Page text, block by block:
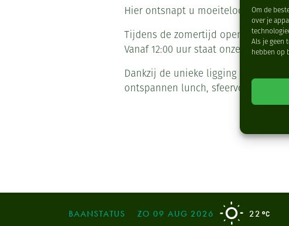
Om de
over je
Als je geen
hebben op
Hier ontsnapt u moeiteloos aan de
Tijdens de zomertijd openen wij
Vanaf 12:00 uur staat onze keuken
Dankzij de unieke ligging en
ontspannen lunch, sfeervol diner, of
BAANSTATUS ZO 09 AUG 2026 22